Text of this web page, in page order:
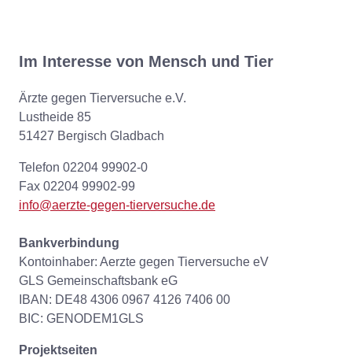
Im Interesse von Mensch und Tier
Ärzte gegen Tierversuche e.V.
Lustheide 85
51427 Bergisch Gladbach
Telefon 02204 99902-0
Fax 02204 99902-99
info@aerzte-gegen-tierversuche.de
Bankverbindung
Kontoinhaber: Aerzte gegen Tierversuche eV
GLS Gemeinschaftsbank eG
IBAN: DE48 4306 0967 4126 7406 00
BIC: GENODEM1GLS
Projektseiten